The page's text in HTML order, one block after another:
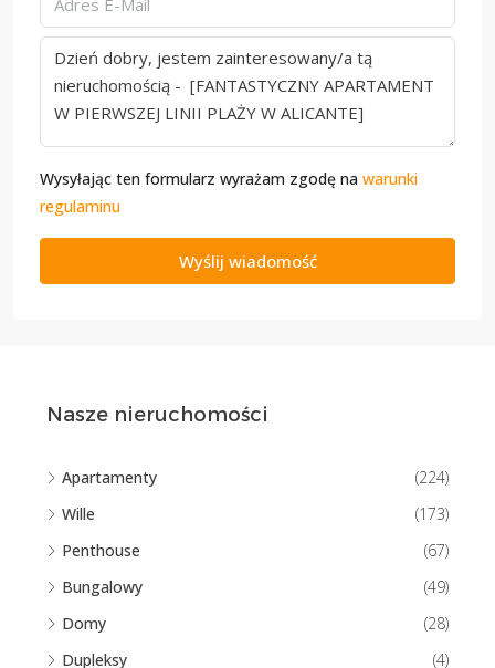
Wysyłając ten formularz wyrażam zgodę na warunki
regulaminu
Wyślij wiadomość
Nasze nieruchomości
Apartamenty
(224)
Wille
(173)
Penthouse
(67)
Bungalowy
(49)
Domy
(28)
Dupleksy
(4)